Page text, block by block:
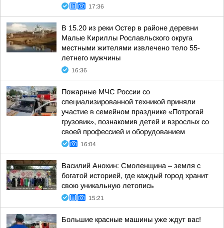
17:36
В 15.20 из реки Остер в районе деревни
Малые Кириллы Рославльского округа
местными жителями извлечено тело 55-
летнего мужчины
16:36
Пожарные МЧС России со
специализированной техникой приняли
участие в семейном празднике «Потрогай
грузовик», познакомив детей и взрослых со
своей профессией и оборудованием
16:04
Василий Анохин: Смоленщина – земля с
богатой историей, где каждый город хранит
свою уникальную летопись
15:21
Большие красные машины уже ждут вас!